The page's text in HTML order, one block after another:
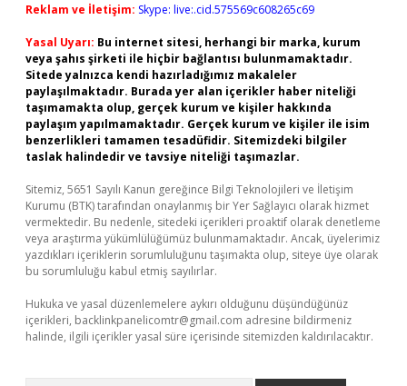
Reklam ve İletişim: Skype: live:.cid.575569c608265c69
Yasal Uyarı: Bu internet sitesi, herhangi bir marka, kurum
veya şahıs şirketi ile hiçbir bağlantısı bulunmamaktadır.
Sitede yalnızca kendi hazırladığımız makaleler
paylaşılmaktadır. Burada yer alan içerikler haber niteliği
taşımamakta olup, gerçek kurum ve kişiler hakkında
paylaşım yapılmamaktadır. Gerçek kurum ve kişiler ile isim
benzerlikleri tamamen tesadüfidir. Sitemizdeki bilgiler
taslak halindedir ve tavsiye niteliği taşımazlar.
Sitemiz, 5651 Sayılı Kanun gereğince Bilgi Teknolojileri ve İletişim
Kurumu (BTK) tarafından onaylanmış bir Yer Sağlayıcı olarak hizmet
vermektedir. Bu nedenle, sitedeki içerikleri proaktif olarak denetleme
veya araştırma yükümlülüğümüz bulunmamaktadır. Ancak, üyelerimiz
yazdıkları içeriklerin sorumluluğunu taşımakta olup, siteye üye olarak
bu sorumluluğu kabul etmiş sayılırlar.
Hukuka ve yasal düzenlemelere aykırı olduğunu düşündüğünüz
içerikleri, backlinkpanelicomtr@gmail.com adresine bildirmeniz
halinde, ilgili içerikler yasal süre içerisinde sitemizden kaldırılacaktır.